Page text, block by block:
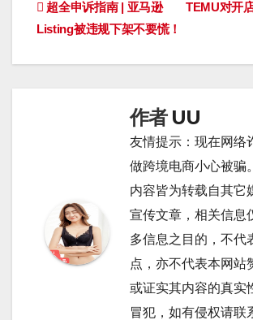
文
TEMU对开
超全申诉指南 | 亚马逊
Listing被违规下架不要慌！
作者 UU
友情提示：现在网络
做跨境电商小心被骗
内容皆为转载自其它
宣传文章，相关信息
多信息之目的，不代
点，亦不代表本网站
或证实其内容的真实
冒犯，如有侵权请联